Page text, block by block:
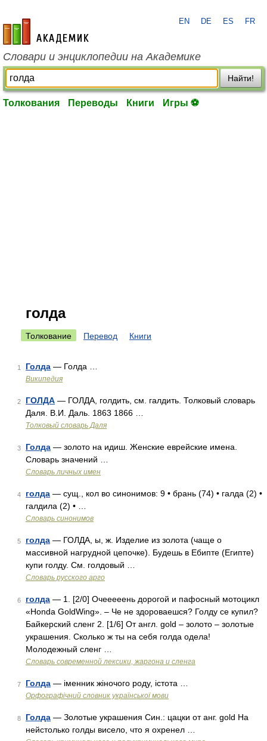
academic.ru
EN DE ES FR
Словари и энциклопедии на Академике
Найти!
Толкования Переводы Книги Игры ⚽
голда
Толкование Перевод Книги
1 Голда — Голда …
Википедия
2 ГОЛДА — ГОЛДА, голдить, см. галдить. Толковый словарь
Даля. В.И. Даль. 1863 1866 …
Толковый словарь Даля
3 Голда — золото на идиш. Женские еврейские имена.
Словарь значений …
Словарь личных имен
4 голда — сущ., кол во синонимов: 9 • брань (74) • галда (2) •
галдила (2) • …
Словарь синонимов
5 голда — ГОЛДА, ы, ж. Изделие из золота (чаще о
массивной нагрудной цепочке). Будешь в Ебипте (Египте)
купи голду. См. голдовый …
Словарь русского арго
6 голда — 1. [2/0] Очееееень дорогой и пафосный мотоцикл
«Honda GoldWing». – Че не здороваешся? Голду се купил?
Байкерский сленг 2. [1/6] От англ. gold – золото – золотые
украшения. Сколько ж ты на себя голда одела!
Молодежный сленг …
Cловарь современной лексики, жаргона и сленга
7 Голда — іменник жіночого роду, істота …
Орфографічний словник української мови
8 Голда — Золотые украшения Син.: цацки от анг. gold На
нейстолько голды висело, что я охренел …